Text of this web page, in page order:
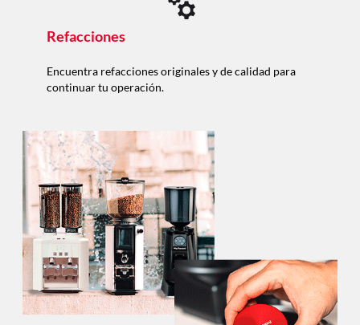
Refacciones
Encuentra refacciones originales y de calidad para
continuar tu operación.